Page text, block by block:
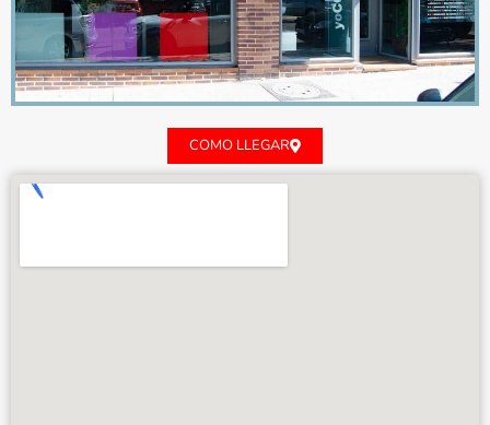
COMO LLEGAR